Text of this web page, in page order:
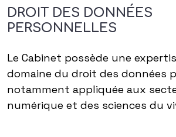
DROIT DES DONNÉES
PERSONNELLES
Le Cabinet possède une
domaine du droit des données
notamment appliquée aux
numérique et des sciences du